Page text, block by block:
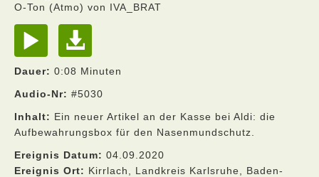
O-Ton (Atmo) von IVA_BRAT
Dauer: 0:08 Minuten
Audio-Nr: #5030
Inhalt: Ein neuer Artikel an der Kasse bei Aldi: die
Aufbewahrungsbox für den Nasenmundschutz.
Ereignis Datum: 04.09.2020
Ereignis Ort: Kirrlach, Landkreis Karlsruhe, Baden-